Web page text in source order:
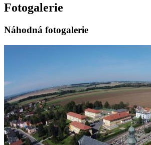
Fotogalerie
Náhodná fotogalerie